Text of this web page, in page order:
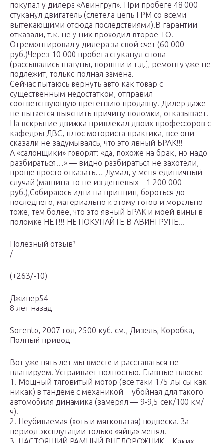
покупал у дилера «Авингруп». При пробеге 48 000
стуканул двигатель (слетела цепь ГРМ со всеми
вытекающими отсюда последствиями).В гарантии
отказали, т.к. не у них проходил второе ТО.
Отремонтировал у дилера за свой счет (60 000
руб.)Через 10 000 пробега стуканул снова
(рассыпались шатуны, поршни и т.д.), ремонту уже не
подлежит, только полная замена.
Сейчас пытаюсь вернуть авто как товар с
существенным недостатком, отправил
соответствующую претензию продавцу. Дилер даже
не пытается выяснить причину поломки, отказывает.
На вскрытие движка привлекал двоих профессоров с
кафедры ДВС, плюс моториста практика, все они
сказали не задумываясь, что это явный БРАК!!!
А «салонщики» говорят: «да, похоже на брак, но надо
разбираться…» — видно разбираться не захотели,
проще просто отказать… Думал, у меня единичный
случай (машина-то не из дешевых – 1 200 000
руб.),Собираюсь идти на принцип, бороться до
последнего, материально к этому готов и морально
тоже, тем более, что это явный БРАК и моей вины в
поломке НЕТ!!! НЕ ПОКУПАЙТЕ В АВИНГРУПЕ!!!
Полезный отзыв?
/
(+263/-10)
Джипер54
8 лет назад
Sorento, 2007 год, 2500 куб. см., Дизель, Коробка,
Полный привод
Вот уже пять лет мы вместе и расставаться не
планируем. Устраивает полностью. Главные плюсы:
1. Мощный тяговитый мотор (все таки 175 лы сы как
никак) в тандеме с механикой = убойная для такого
автомобиля динамика (замерял — 9-9,5 сек/100 км/
ч).
2. Неубиваемая (хоть и мягковатая) подвеска. За
период эксплутации только «яйца» менял.
3. НАСТОЯЩИЙ РАМНЫЙ ВНЕДОРОЖНИК!!! Каких,